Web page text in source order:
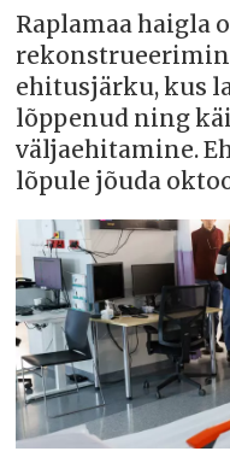
Raplamaa haigla
ehitusjärku, kus
lõppenud ning
väljaehitamine.
lõpule jõuda